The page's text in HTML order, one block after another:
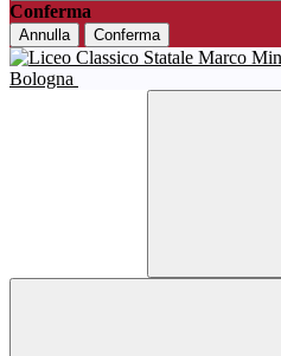
Conferma
Annulla Conferma
Bologna